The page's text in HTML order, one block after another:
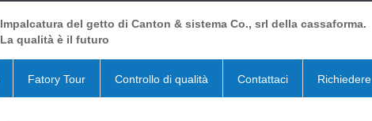
Impalcatura del getto di Canton & sistema Co., srl della cassaforma.
La qualità è il futuro
Fatory Tour Controllo di qualità Contattaci